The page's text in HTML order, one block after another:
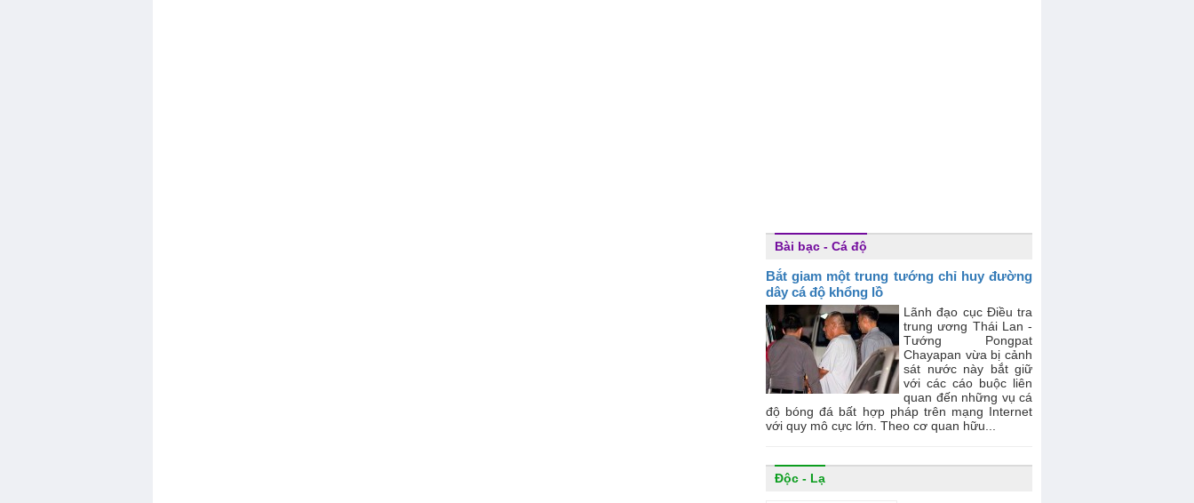
Bài bạc - Cá độ
Bắt giam một trung tướng chỉ huy đường
dây cá độ khổng lồ
Lãnh đạo cục Điều tra
trung ương Thái Lan -
Tướng Pongpat
Chayapan vừa bị cảnh
sát nước này bắt giữ
với các cáo buộc liên
quan đến những vụ cá
độ bóng đá bất hợp pháp trên mạng Internet
với quy mô cực lớn. Theo cơ quan hữu...
Độc - Lạ